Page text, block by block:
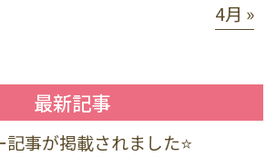
4月 »
最新記事
事が掲載されました⭐️